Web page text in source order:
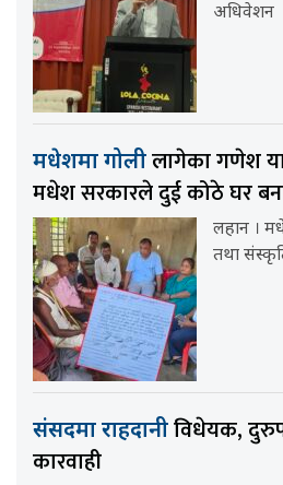
अधिवेशन
मधेशमा गोलीलागेका गणेश
मधेश सरकारले दुई कोठे घर
लहान ।
तथा
संसदमा राहदानीविधेयक,
कारवाही